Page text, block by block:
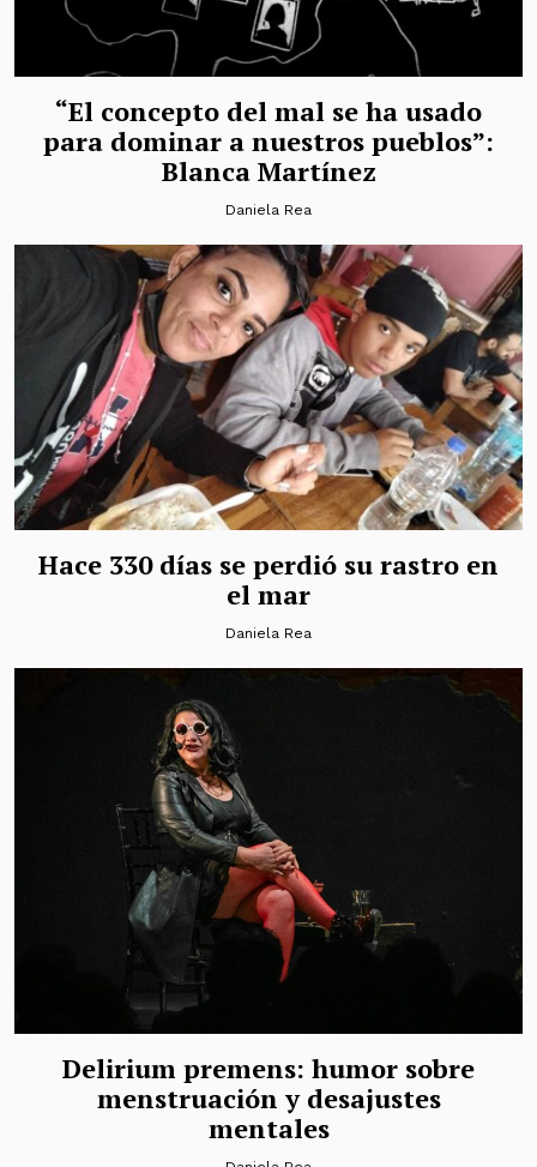
“El concepto del mal se ha usado
para dominar a nuestros pueblos”:
Blanca Martínez
Daniela Rea
Hace 330 días se perdió su rastro en
el mar
Daniela Rea
Delirium premens: humor sobre
menstruación y desajustes
mentales